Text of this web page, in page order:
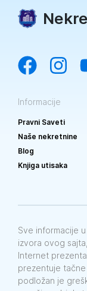
Informacije
Pravni Saveti
Naše nekretnine
Blog
Knjiga utisaka
Sve informacije
izvora ovog
Internet
prezentuje
podložan je